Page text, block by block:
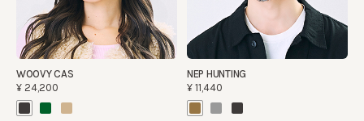
WOOVY CAS
¥24,200
NEP HUNTING
¥11,440